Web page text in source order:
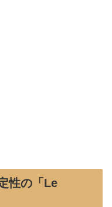
性の「Le